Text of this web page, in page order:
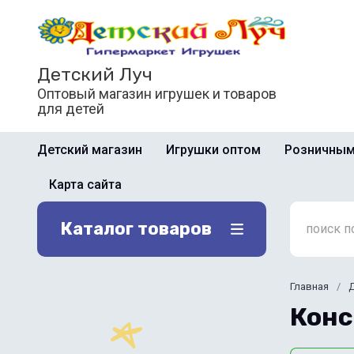
Детский Луч
Оптовый магазин игрушек и товаров
для детей
Детский магазин Игрушки оптом
Карта сайта
Каталог товаров
Главная /